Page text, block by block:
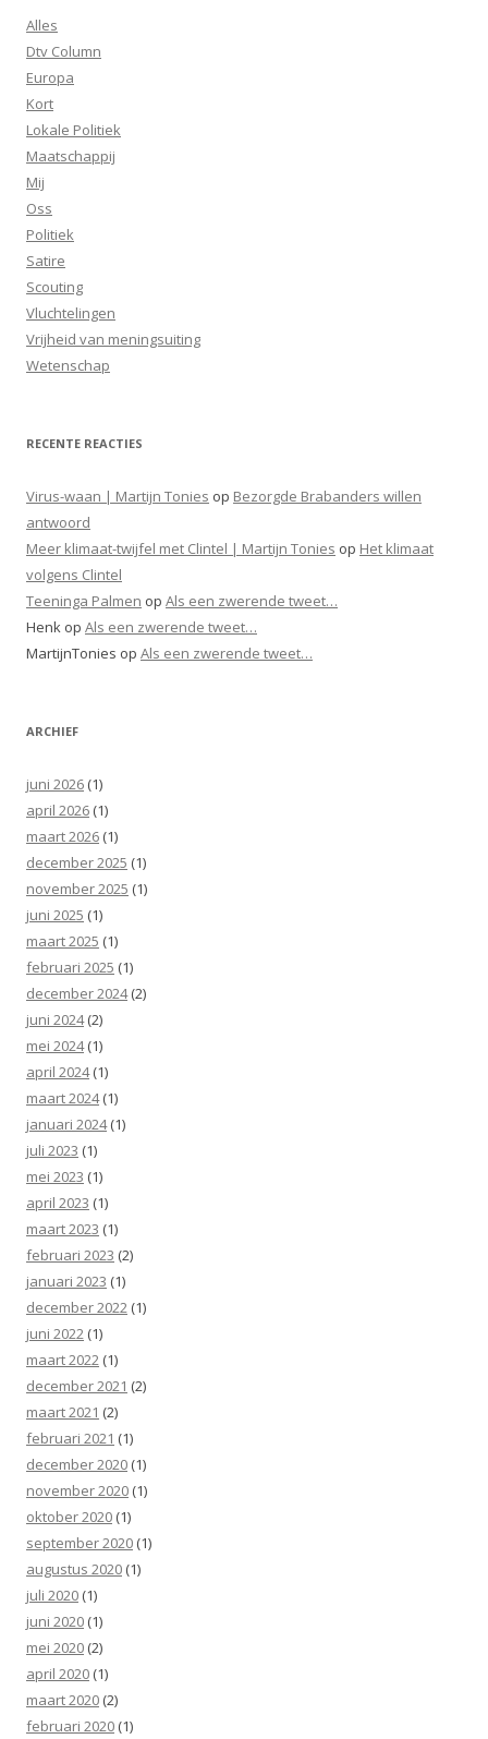
Alles
Dtv Column
Europa
Kort
Lokale Politiek
Maatschappij
Mij
Oss
Politiek
Satire
Scouting
Vluchtelingen
Vrijheid van meningsuiting
Wetenschap
RECENTE REACTIES
Virus-waan | Martijn Tonies op Bezorgde Brabanders willen
antwoord
Meer klimaat-twijfel met Clintel | Martijn Tonies op Het klimaat
volgens Clintel
Teeninga Palmen op Als een zwerende tweet…
Henk op Als een zwerende tweet…
MartijnTonies op Als een zwerende tweet…
ARCHIEF
juni 2026 (1)
april 2026 (1)
maart 2026 (1)
december 2025 (1)
november 2025 (1)
juni 2025 (1)
maart 2025 (1)
februari 2025 (1)
december 2024(2)
juni 2024(2)
mei 2024(1)
april 2024(1)
maart 2024(1)
januari 2024(1)
juli 2023 (1)
mei 2023 (1)
april 2023 (1)
maart 2023 (1)
februari 2023 (2)
januari 2023 (1)
december 2022 (1)
juni 2022 (1)
maart 2022 (1)
december 2021 (2)
maart 2021 (2)
februari 2021 (1)
december 2020 (1)
november 2020 (1)
oktober 2020 (1)
september 2020 (1)
augustus 2020 (1)
juli 2020 (1)
juni 2020 (1)
mei 2020 (2)
april 2020 (1)
maart 2020 (2)
februari 2020 (1)